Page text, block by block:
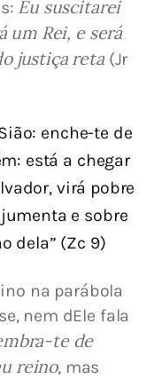
Eu suscitarei
um Rei, e será
justiça reta (Jr
enche-te de
está a chegar
virá pobre
e sobre
dela” (Zc 9)
na parábola
nem dEle fala
te de
reino, mas